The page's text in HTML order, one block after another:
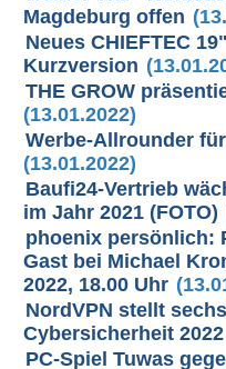
Magdeburg offen
Neues CHIEFTEC
Kurzversion
THE GROW
(13.01.2022)
Werbe-Allrounder
(13.01.2022)
Baufi24-Vertrieb
im Jahr 2021 (FOTO)
phoenix persönlich:
Gast bei Michael
2022, 18.00 Uhr
NordVPN stellt
Cybersicherheit 2022
PC-Spiel Tuwas